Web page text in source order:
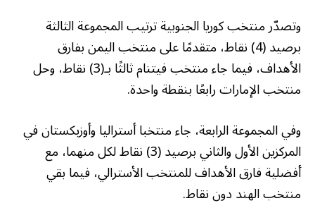
وتصدّر منتخب كوريا الجنوبية ترتيب المجموعة الثالثة
برصيد (4) نقاط، متقدمًا على منتخب اليمن بفارق
الأهداف، فيما جاء منتخب فيتنام ثالثًا بـ(3) نقاط، وحل
منتخب الإمارات رابعًا بنقطة واحدة.
وفي المجموعة الرابعة، جاء منتخبا أستراليا وأوزبكستان في
المركزين الأول والثاني برصيد (3) نقاط لكل منهما، مع
أفضلية فارق الأهداف للمنتخب الأسترالي، فيما بقي
منتخب الهند دون نقاط.